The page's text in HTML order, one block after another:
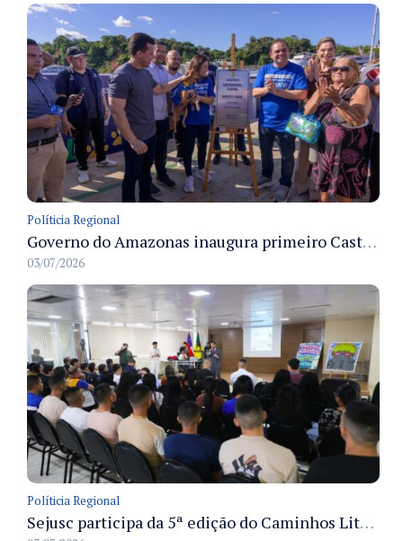
Políticia Regional
Governo do Amazonas inaugura primeiro Castramóvel Fluvial para atendimento veterinário às comunidades ribeirinhas e castração gratuita
03/07/2026
Políticia Regional
Sejusc participa da 5ª edição do Caminhos Literários com foco na cultura hip-hop nas unidades socioeducativas